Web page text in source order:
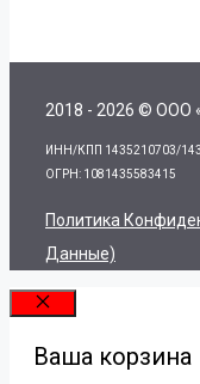
2018 - 2026 © ООО
ИНН/КПП 1435210703/
ОГРН: 1081435583415
Политика
Данные)
Закрыть
Ваша корзина